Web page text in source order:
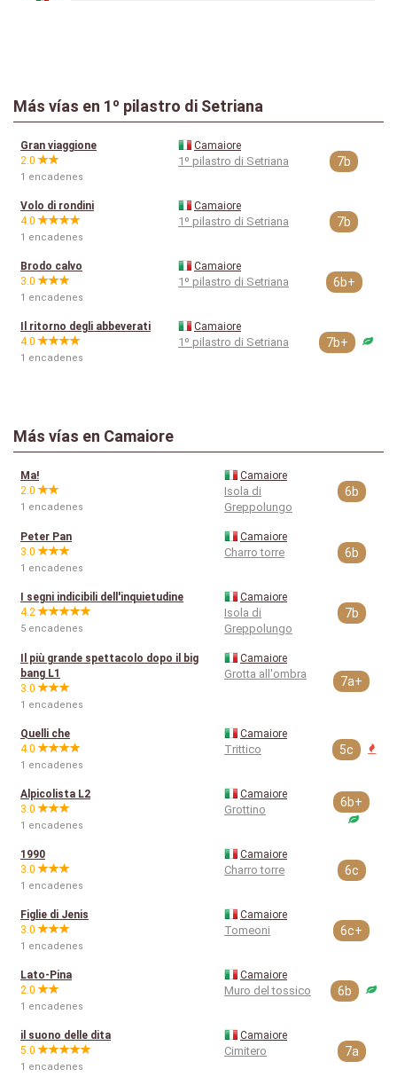
Más vías en 1º pilastro di Setriana
Gran viaggione
2.0
1 encadenes
Camaiore
1º pilastro di Setriana 7b
Volo di rondini
4.0
1 encadenes
Camaiore
1º pilastro di Setriana 7b
Brodo calvo
3.0
1 encadenes
Camaiore
1º pilastro di Setriana 6b+
Il ritorno degli abbeverati
4.0
1 encadenes
Camaiore
1º pilastro di Setriana 7b+
Más vías en Camaiore
Ma!
2.0
1 encadenes
Camaiore
Isola di
Greppolungo
6b
Peter Pan
3.0
1 encadenes
Camaiore
Charro torre 6b
I segni indicibili dell'inquietudine
4.2
5 encadenes
Camaiore
Isola di
Greppolungo
7b
Il più grande spettacolo dopo il big
bang L1
3.0
1 encadenes
Camaiore
Grotta all'ombra
7a+
Quelli che
4.0
1 encadenes
Camaiore
Trittico 5c
Alpicolista L2
3.0
1 encadenes
Camaiore
Grottino
6b+
1990
3.0
1 encadenes
Camaiore
Charro torre 6c
Figlie di Jenis
3.0
1 encadenes
Camaiore
Tomeoni 6c+
Lato-Pina
2.0
1 encadenes
Camaiore
Muro del tossico 6b
il suono delle dita
5.0
1 encadenes
Camaiore
Cimitero 7a